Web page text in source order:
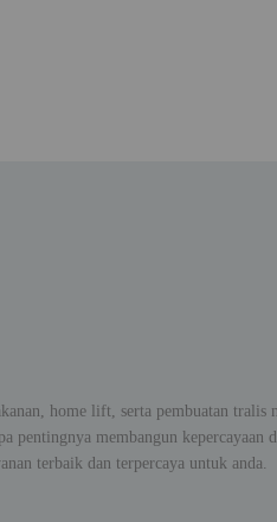
home lift, serta pembuatan
membangun kepercayaan
terbaik dan terpercaya untuk anda.